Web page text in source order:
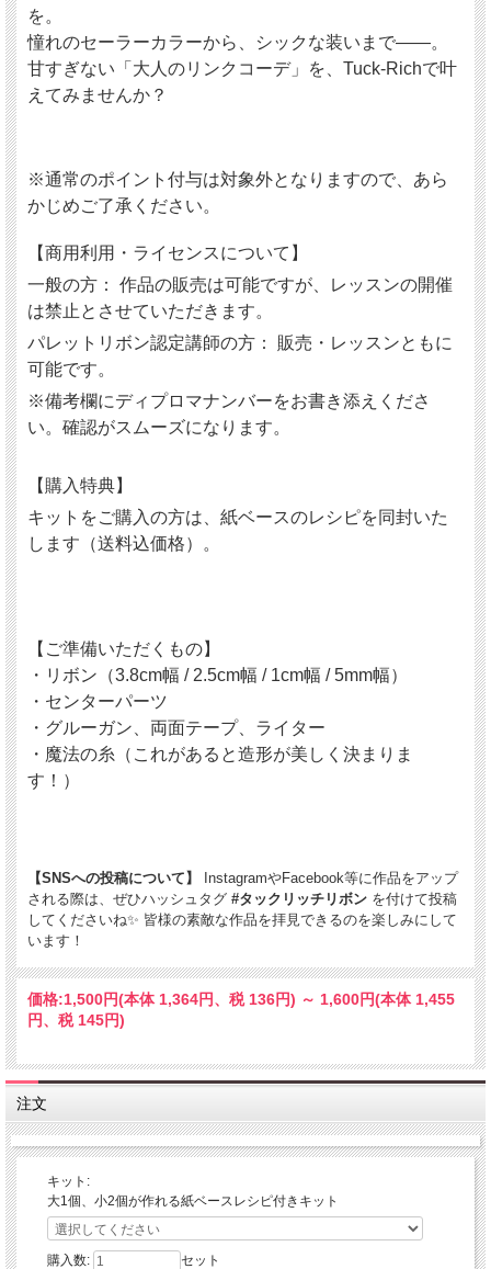
を。
憧れのセーラーカラーから、シックな装いまで——。
甘すぎない「大人のリンクコーデ」を、Tuck-Richで叶
えてみませんか？
※通常のポイント付与は対象外となりますので、あら
かじめご了承ください。
【商用利用・ライセンスについて】
一般の方： 作品の販売は可能ですが、レッスンの開催
は禁止とさせていただきます。
パレットリボン認定講師の方： 販売・レッスンともに
可能です。
※備考欄にディプロマナンバーをお書き添えくださ
い。確認がスムーズになります。
【購入特典】
キットをご購入の方は、紙ベースのレシピを同封いた
します（送料込価格）。
【ご準備いただくもの】
・リボン（3.8cm幅 / 2.5cm幅 / 1cm幅 / 5mm幅）
・センターパーツ
・グルーガン、両面テープ、ライター
・魔法の糸（これがあると造形が美しく決まりま
す！）
【SNSへの投稿について】
InstagramやFacebook等に作品をアップ
される際は、ぜひハッシュタグ #タックリッチリボン を付けて投稿
してくださいね✨ 皆様の素敵な作品を拝見できるのを楽しみにして
います！
価格:1,500円(本体 1,364円、税 136円) ～ 1,600円(本体 1,455
円、税 145円)
注文
キット:
大1個、小2個が作れる紙ベースレシピ付きキット
購入数: セット